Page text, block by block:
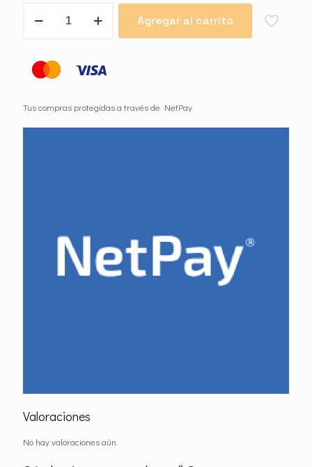
para
Agregar al carrito
Tus compras protegidas a través de NetPay
Valoraciones
No hay valoraciones aún.